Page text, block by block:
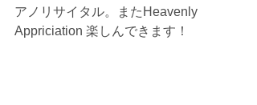
アノリサイタル。またHeavenly
Appriciation 楽しんできます！